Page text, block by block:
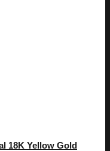
18K Yellow Gold